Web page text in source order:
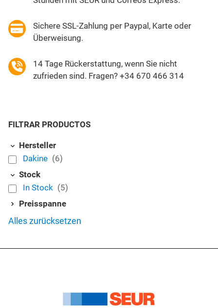
Sichere SSL-Zahlung per Paypal, Karte oder
Überweisung.
14 Tage Rückerstattung, wenn Sie nicht
zufrieden sind. Fragen? +34 670 466 314
FILTRAR PRODUCTOS
Hersteller
Dakine (6)
Stock
In Stock (5)
Preisspanne
Alles zurücksetzen